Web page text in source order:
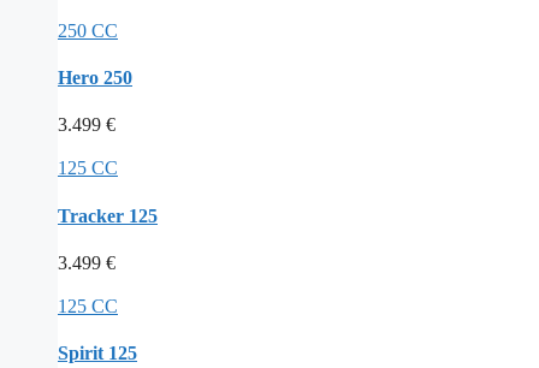
250 CC
Hero 250
3.499 €
125 CC
Tracker 125
3.499 €
125 CC
Spirit 125